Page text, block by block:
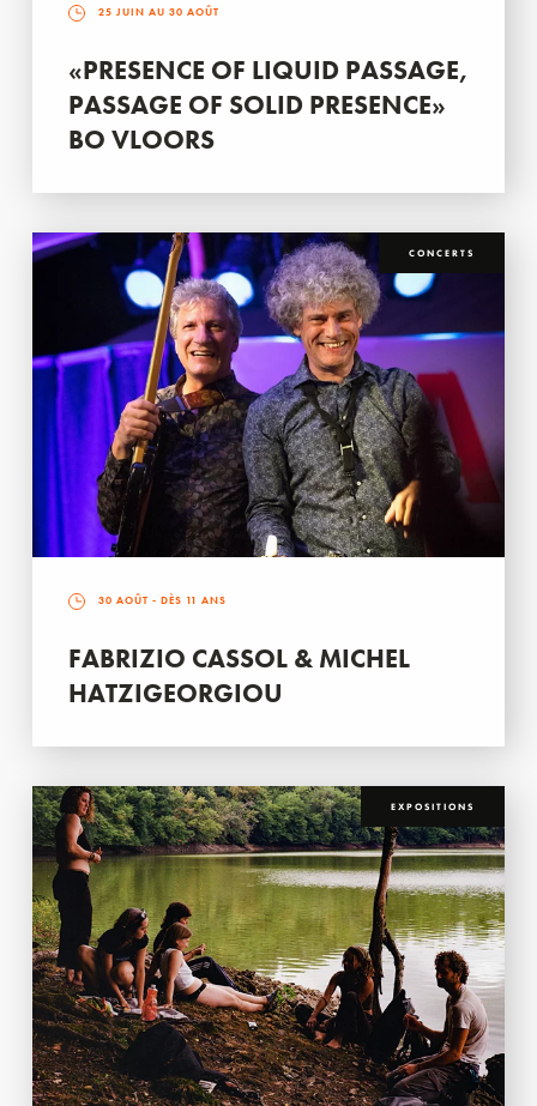
25 JUIN AU 30 AOÛT
«PRESENCE OF LIQUID PASSAGE,
PASSAGE OF SOLID PRESENCE»
BO VLOORS
CONCERTS
30 AOÛT - DÈS 11 ANS
FABRIZIO CASSOL & MICHEL
HATZIGEORGIOU
EXPOSITIONS